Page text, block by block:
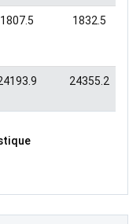
1807.5 1832.5
24355.2